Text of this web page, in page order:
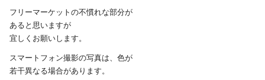
フリーマーケットの不慣れな部分が
あると思いますが
宜しくお願いします。
スマートフォン撮影の写真は、色が
若干異なる場合があります。